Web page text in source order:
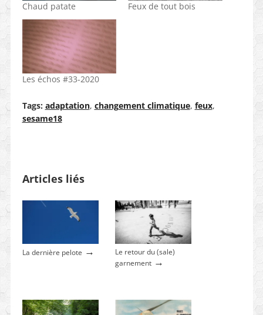
Chaud patate Feux de tout bois
Les échos #33-2020
Tags: adaptation, changement climatique, feux,
sesame18
Articles liés
La dernière pelote →
Le retour du (sale)
garnement→